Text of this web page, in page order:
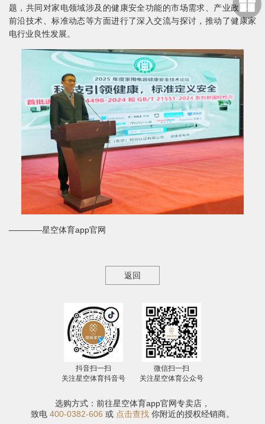
题，共同对家电领域涉及的健康安全功能的市场需求、产业政策、
前沿技术、标准动态等方面进行了深入交流与探讨，推动了健康家
电行业良性发展。
————星空体育app官网
返回
抖音扫一扫
关注星空体育抖音号
微信扫一扫
关注星空体育公众号
选购方式：前往星空体育app官网专卖店，
致电 400-0382-606 或 点击查找 你附近的授权经销商。